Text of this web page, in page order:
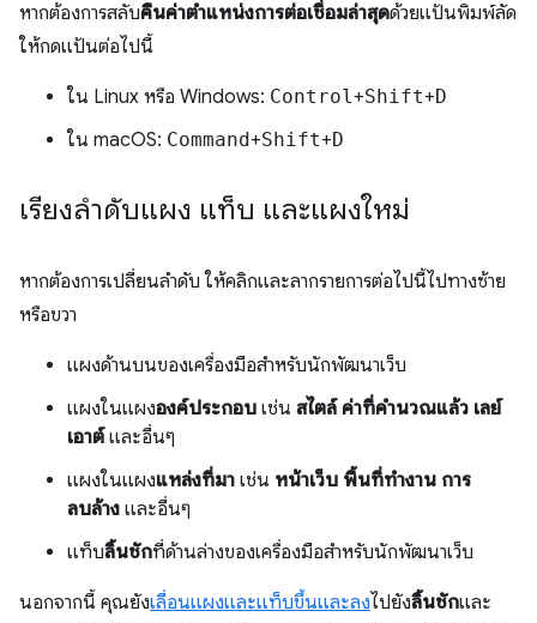
หากต้องการสลับคืนค่าตำแหน่งการต่อเชื่อมล่าสุดด้วยแป้นพิมพ์ลัด
ให้กดแป้นต่อไปนี้
ใน Linux หรือ Windows: Control+Shift+D
ใน macOS: Command+Shift+D
เรียงลําดับแผง แท็บ และแผงใหม่
หากต้องการเปลี่ยนลําดับ ให้คลิกและลากรายการต่อไปนี้ไปทางซ้าย
หรือขวา
แผงด้านบนของเครื่องมือสำหรับนักพัฒนาเว็บ
แผงในแผงองค์ประกอบ เช่น สไตล์ ค่าที่คำนวณแล้ว เลย์
เอาต์และอื่นๆ
แผงในแผงแหล่งที่มา เช่น หน้าเว็บ พื้นที่ทํางาน การ
ลบล้าง และอื่นๆ
แท็บลิ้นชักที่ด้านล่างของเครื่องมือสําหรับนักพัฒนาเว็บ
นอกจากนี้ คุณยังเลื่อนแผงและแท็บขึ้นและลงไปยังลิ้นชักและ